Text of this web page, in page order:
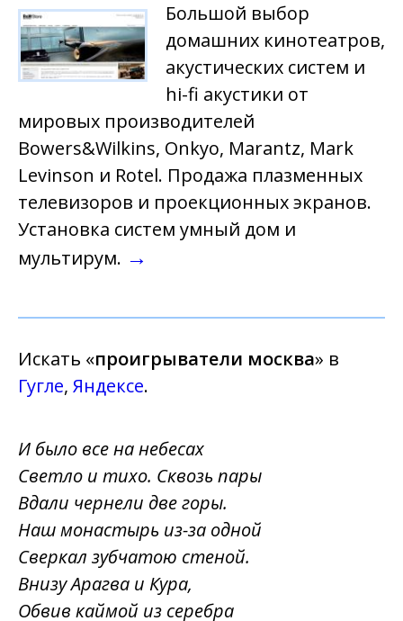
Большой выбор
домашних кинотеатров,
акустических систем и
hi-fi акустики от
мировых производителей
Bowers&Wilkins, Onkyo, Marantz, Mark
Levinson и Rotel. Продажа плазменных
телевизоров и проекционных экранов.
Установка систем умный дом и
мультирум. →
Искать «проигрыватели москва» в
Гугле, Яндексе.
И было все на небесах
Светло и тихо. Сквозь пары
Вдали чернели две горы.
Наш монастырь из-за одной
Сверкал зубчатою стеной.
Внизу Арагва и Кура,
Обвив каймой из серебра